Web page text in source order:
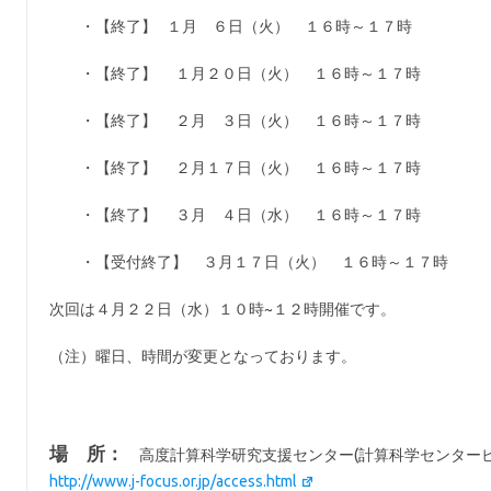
・【終了】 １月 ６日（火） １６時～１７時
・【終了】 １月２０日（火） １６時～１７時
・【終了】 ２月 ３日（火） １６時～１７時
・【終了】 ２月１７日（火） １６時～１７時
・【終了】 ３月 ４日（水） １６時～１７時
・【受付終了】 ３月１７日（火） １６時～１７時
次回は４月２２日（水）１０時~１２時開催です。
（注）曜日、時間が変更となっております。
場 所：
高度計算科学研究支援センター(計算科学センター
http://www.j-focus.or.jp/access.html